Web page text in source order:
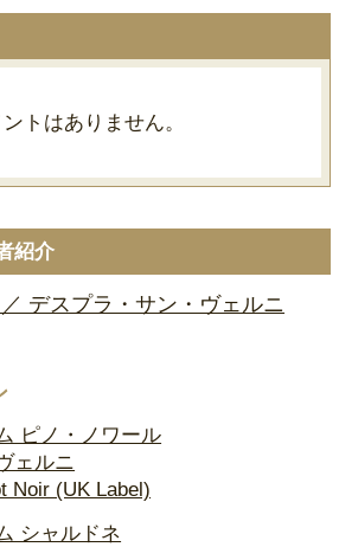
トはありません。
紹介
デスプラ・サン・ヴェルニ
ピノ・ノワール
ェルニ
Noir (UK Label)
シャルドネ